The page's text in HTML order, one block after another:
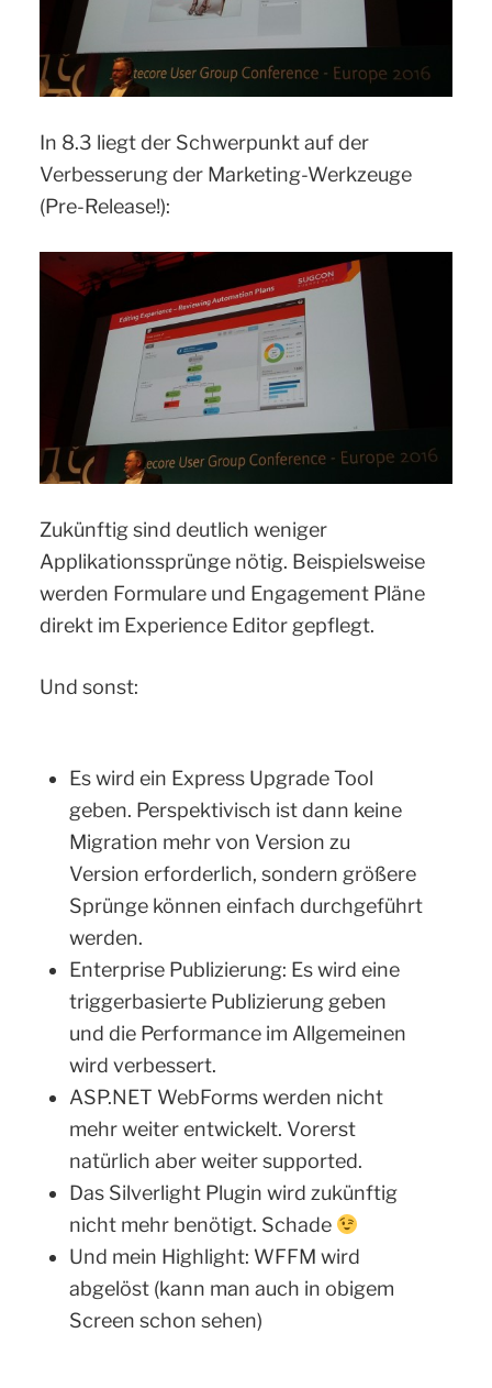
In 8.3 liegt der Schwerpunkt auf der
Verbesserung der Marketing-Werkzeuge
(Pre-Release!):
Zukünftig sind deutlich weniger
Applikationssprünge nötig. Beispielsweise
werden Formulare und Engagement Pläne
direkt im Experience Editor gepflegt.
Und sonst:
Es wird ein Express Upgrade Tool
geben. Perspektivisch ist dann keine
Migration mehr von Version zu
Version erforderlich, sondern größere
Sprünge können einfach durchgeführt
werden.
Enterprise Publizierung: Es wird eine
triggerbasierte Publizierung geben
und die Performance im Allgemeinen
wird verbessert.
ASP.NET WebForms werden nicht
mehr weiter entwickelt. Vorerst
natürlich aber weiter supported.
Das Silverlight Plugin wird zukünftig
nicht mehr benötigt. Schade
Und mein Highlight: WFFM wird
abgelöst (kann man auch in obigem
Screen schon sehen)